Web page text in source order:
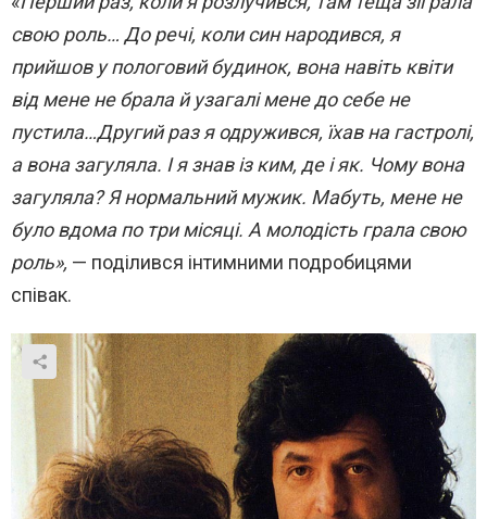
свою роль… До речі, коли син народився, я
прийшов у пологовий будинок, вона навіть квіти
від мене не брала й узагалі мене до себе не
пустила…Другий раз я одружився, їхав на гастролі,
а вона загуляла. І я знав із ким, де і як. Чому вона
загуляла? Я нормальний мужик. Мабуть, мене не
було вдома по три місяці. А молодість грала свою
роль», — поділився інтимними подробицями
співак.